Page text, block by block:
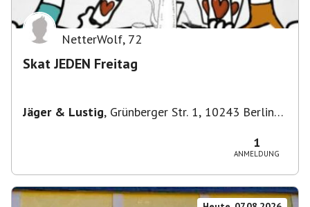
NetterWolf, 72
Skat JEDEN Freitag
Jäger & Lustig, Grünberger Str. 1, 10243 Berlin-
1
ANMELDUNG